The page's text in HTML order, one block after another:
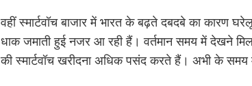
वहीं स्मार्टवॉच बाजार में भारत के बढ़ते दबदबे का
धाक जमाती हुई नजर आ रही हैं। वर्तमान समय में देखने मिल
की स्मार्टवॉच खरीदना अधिक पसंद करते हैं। अभी के समय